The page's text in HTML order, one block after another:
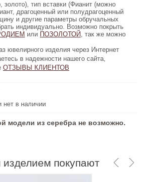
золото), тип вставки (Фианит (можно
драгоценный или полудрагоценный
и другие параметры обручальных
индивидуально. Возможно покрыть
или ПОЗОЛОТОЙ, так же можно
ювелирного изделия через Интернет
в надежности нашего сайта,
ОТЗЫВЫ КЛИЕНТОВ
нет в наличии
модели из серебра не возможно.
золото), тип вставки (Фианит (можно
драгоценный или полудрагоценный
и другие параметры обручальных
индивидуально. Возможно покрыть
ювелирное изделие
РОДИЕМ
или
ювелирного изделия через Интернет
в надежности нашего сайта,
пожалуйста, прочтите
КЛИЕНТОВ
от 1 до 4 недель если нет в наличии
покупают